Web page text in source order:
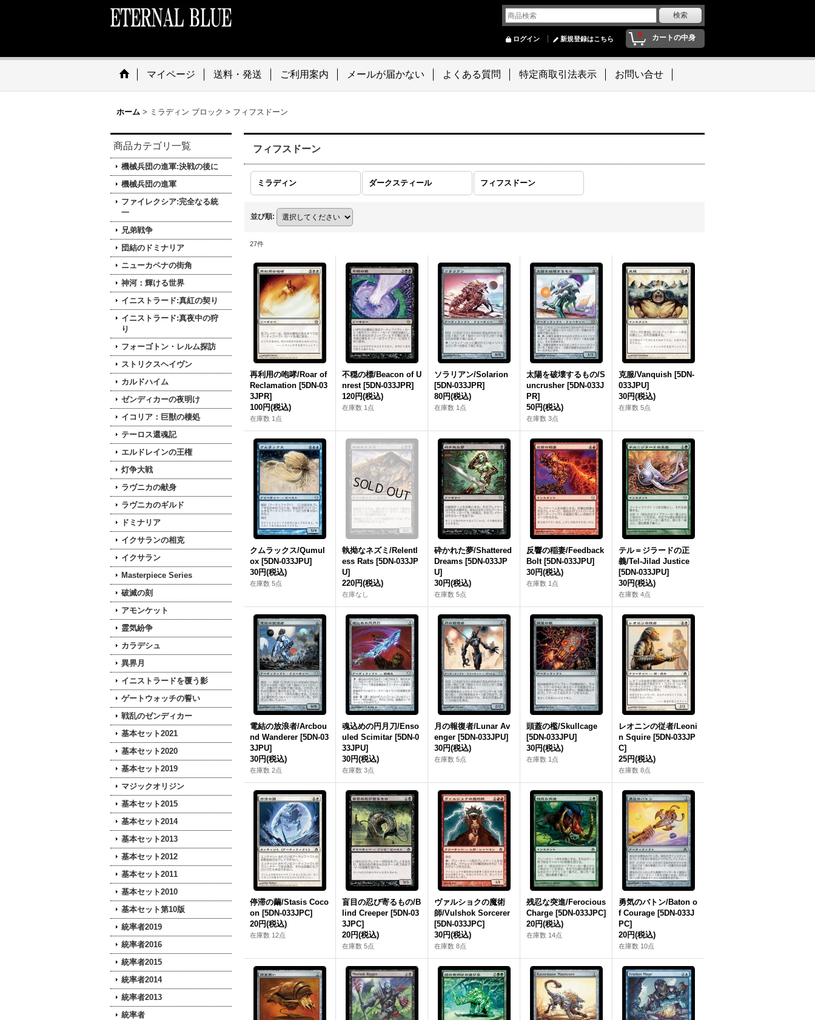
0 カートの中身
ログイン 新規登録はこちら
マイページ 送料・発送 ご利用案内 メールが届かない よくある質問 特定商取引法表示 お問い合せ
ホーム > ミラディン ブロック > フィフスドーン
商品カテゴリ一覧
機械兵団の進軍:決戦の後に
機械兵団の進軍
ファイレクシア:完全なる統
一
兄弟戦争
団結のドミナリア
ニューカペナの街角
神河：輝ける世界
イニストラード:真紅の契り
イニストラード:真夜中の狩
り
フォーゴトン・レルム探訪
ストリクスヘイヴン
カルドハイム
ゼンディカーの夜明け
イコリア：巨獣の棲処
テーロス還魂記
エルドレインの王権
灯争大戦
ラヴニカの献身
ラヴニカのギルド
ドミナリア
イクサランの相克
イクサラン
Masterpiece Series
破滅の刻
アモンケット
霊気紛争
カラデシュ
異界月
イニストラードを覆う影
ゲートウォッチの誓い
戦乱のゼンディカー
基本セット2021
基本セット2020
基本セット2019
マジックオリジン
基本セット2015
基本セット2014
基本セット2013
基本セット2012
基本セット2011
基本セット2010
基本セット第10版
統率者2019
統率者2016
統率者2015
統率者2014
統率者2013
統率者
フィフスドーン
ミラディン ダークスティール フィフスドーン
並び順:
27件
再利用の咆哮/Roar of
Reclamation [5DN-03
3JPR]
100円(税込)
在庫数 1点
不穏の標/Beacon of U
nrest [5DN-033JPR]
120円(税込)
在庫数 1点
ソラリアン/Solarion
[5DN-033JPR]
80円(税込)
在庫数 1点
太陽を破壊するもの/S
uncrusher [5DN-033J
PR]
50円(税込)
在庫数 3点
克服/Vanquish [5DN-
033JPU]
30円(税込)
在庫数 5点
クムラックス/Qumul
ox [5DN-033JPU]
30円(税込)
在庫数 5点
執拗なネズミ/Relentl
ess Rats [5DN-033JP
U]
220円(税込)
在庫なし
砕かれた夢/Shattered
Dreams [5DN-033JP
U]
30円(税込)
在庫数 5点
反響の稲妻/Feedback
Bolt [5DN-033JPU]
30円(税込)
在庫数 1点
テル＝ジラードの正
義/Tel-Jilad Justice
[5DN-033JPU]
30円(税込)
在庫数 4点
電結の放浪者/Arcbou
nd Wanderer [5DN-03
3JPU]
30円(税込)
在庫数 2点
魂込めの円月刀/Enso
uled Scimitar [5DN-0
33JPU]
30円(税込)
在庫数 3点
月の報復者/Lunar Av
enger [5DN-033JPU]
30円(税込)
在庫数 5点
頭蓋の檻/Skullcage
[5DN-033JPU]
30円(税込)
在庫数 1点
レオニンの従者/Leoni
n Squire [5DN-033JP
C]
25円(税込)
在庫数 8点
停滞の繭/Stasis Coco
on [5DN-033JPC]
20円(税込)
在庫数 12点
盲目の忍び寄るもの/B
lind Creeper [5DN-03
3JPC]
20円(税込)
在庫数 5点
ヴァルショクの魔術
師/Vulshok Sorcerer
[5DN-033JPC]
30円(税込)
在庫数 8点
残忍な突進/Ferocious
Charge [5DN-033JPC]
20円(税込)
在庫数 14点
勇気のバトン/Baton o
f Courage [5DN-033J
PC]
20円(税込)
在庫数 10点